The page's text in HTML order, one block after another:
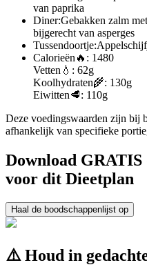
van paprika
Diner:Gebakken zalm
bijgerecht van asperges
Tussendoortje:
Calorieën 🔥: 1480
Vetten 💧: 62g
Koolhydraten🌾: 130g
Eiwitten🥩: 110g
Deze voedingswaarden zijn bij
afhankelijk van specifieke
Download GRATIS
voor dit Dieetplan
Haal de boodschappenlijst op
⚠️ Houd in